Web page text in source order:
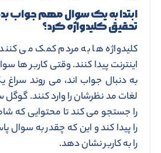
ابتدا به یک سوال مهم جواب
تحقیق کلیدواژه کرد؟
کلیدواژه ها به مردم کمک می کنند
اینترنت پیدا کنند. وقتی کاربر ها
به دنبال جواب اند، می روند
لغات مد نظرشان را وارد کنند.
را جستجو می کند تا محتوایی که
را پیدا کند و این که چقدر به سوال
را به کاربر نشان دهد.